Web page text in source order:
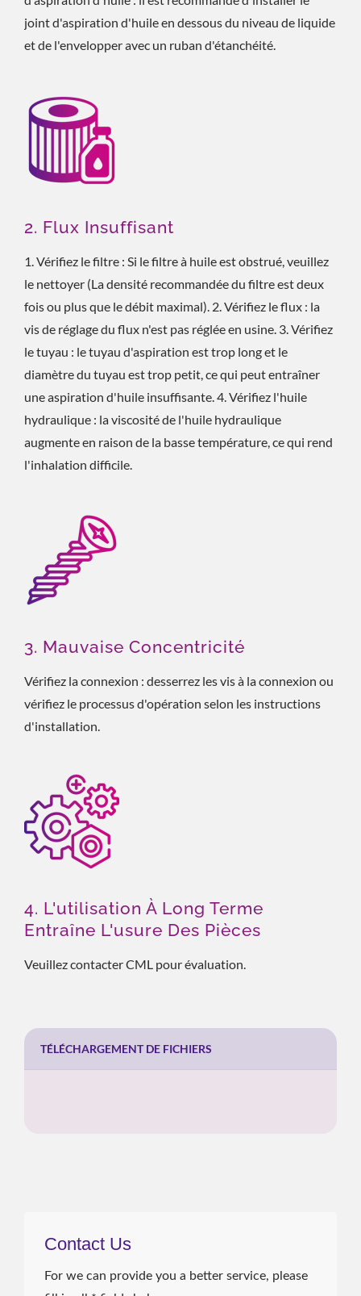
joint d'aspiration d'huile en dessous du niveau de liquide
et de l'envelopper avec un ruban d'étanchéité.
2. Flux Insuffisant
1. Vérifiez le filtre : Si le filtre à huile est obstrué, veuillez
le nettoyer (La densité recommandée du filtre est deux
fois ou plus que le débit maximal). 2. Vérifiez le flux : la
vis de réglage du flux n'est pas réglée en usine. 3. Vérifiez
le tuyau : le tuyau d'aspiration est trop long et le
diamètre du tuyau est trop petit, ce qui peut entraîner
une aspiration d'huile insuffisante. 4. Vérifiez l'huile
hydraulique : la viscosité de l'huile hydraulique
augmente en raison de la basse température, ce qui rend
l'inhalation difficile.
3. Mauvaise Concentricité
Vérifiez la connexion : desserrez les vis à la connexion ou
vérifiez le processus d'opération selon les instructions
d'installation.
4. L'utilisation À Long Terme
Entraîne L'usure Des Pièces
Veuillez contacter CML pour évaluation.
TÉLÉCHARGEMENT DE FICHIERS